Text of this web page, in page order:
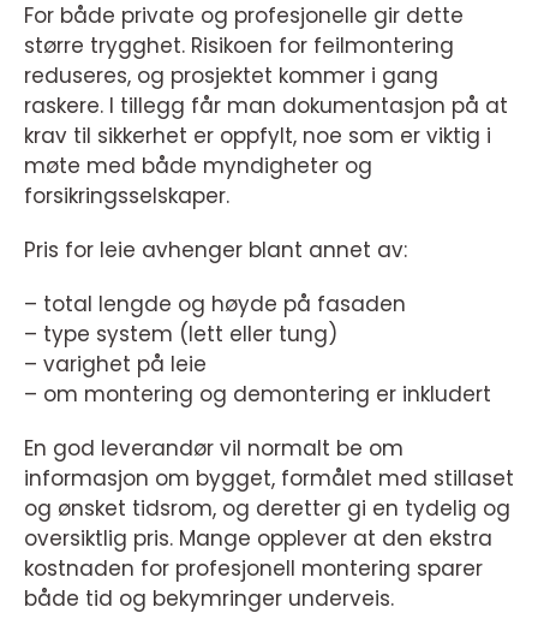
For både private og profesjonelle gir dette
større trygghet. Risikoen for feilmontering
reduseres, og prosjektet kommer i gang
raskere. I tillegg får man dokumentasjon på at
krav til sikkerhet er oppfylt, noe som er viktig i
møte med både myndigheter og
forsikringsselskaper.
Pris for leie avhenger blant annet av:
– total lengde og høyde på fasaden
– type system (lett eller tung)
– varighet på leie
– om montering og demontering er inkludert
En god leverandør vil normalt be om
informasjon om bygget, formålet med stillaset
og ønsket tidsrom, og deretter gi en tydelig og
oversiktlig pris. Mange opplever at den ekstra
kostnaden for profesjonell montering sparer
både tid og bekymringer underveis.